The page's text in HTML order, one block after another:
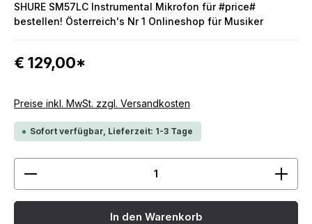
SHURE SM57LC Instrumental Mikrofon für #price#
bestellen! Österreich's Nr 1 Onlineshop für Musiker
€ 129,00*
Preise inkl. MwSt. zzgl. Versandkosten
Sofort verfügbar, Lieferzeit: 1-3 Tage
Produkt Anzahl: Gib den gewünschten Wert ein
In den Warenkorb